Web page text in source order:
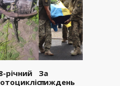
річний
За
тиждень